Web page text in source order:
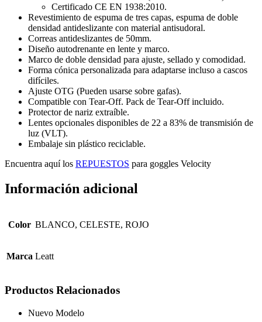
Certificado CE EN 1938:2010.
Revestimiento de espuma de tres capas, espuma de doble
densidad antideslizante con material antisudoral.
Correas antideslizantes de 50mm.
Diseño autodrenante en lente y marco.
Marco de doble densidad para ajuste, sellado y comodidad.
Forma cónica personalizada para adaptarse incluso a cascos
difíciles.
Ajuste OTG (Pueden usarse sobre gafas).
Compatible con Tear-Off. Pack de Tear-Off incluido.
Protector de nariz extraíble.
Lentes opcionales disponibles de 22 a 83% de transmisión de
luz (VLT).
Embalaje sin plástico reciclable.
Encuentra aquí los REPUESTOS para goggles Velocity
Información adicional
Color BLANCO, CELESTE, ROJO
Marca Leatt
Productos Relacionados
Nuevo Modelo